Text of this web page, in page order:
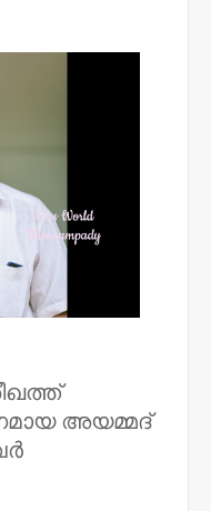
അയമ്മദ്